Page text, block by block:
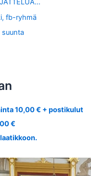
fb-ryhmä
10,00 € + postikulut
€